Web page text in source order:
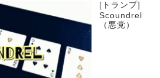
[トランプ]
Scoundrel
（悪党）